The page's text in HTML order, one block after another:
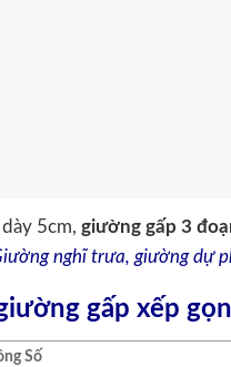
5cm, giường gấp 3
nghĩ trưa, giường dự
gấp xếp
Số